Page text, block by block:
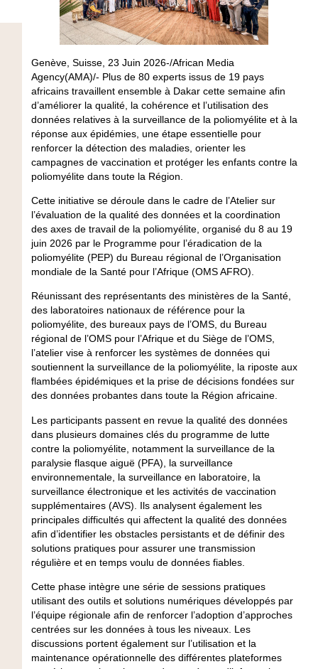
Genève, Suisse, 23 Juin 2026-/African Media
Agency(AMA)/- Plus de 80 experts issus de 19 pays
africains travaillent ensemble à Dakar cette semaine afin
d’améliorer la qualité, la cohérence et l’utilisation des
données relatives à la surveillance de la poliomyélite et à la
réponse aux épidémies, une étape essentielle pour
renforcer la détection des maladies, orienter les
campagnes de vaccination et protéger les enfants contre la
poliomyélite dans toute la Région.
Cette initiative se déroule dans le cadre de l’Atelier sur
l’évaluation de la qualité des données et la coordination
des axes de travail de la poliomyélite, organisé du 8 au 19
juin 2026 par le Programme pour l’éradication de la
poliomyélite (PEP) du Bureau régional de l’Organisation
mondiale de la Santé pour l’Afrique (OMS AFRO).
Réunissant des représentants des ministères de la Santé,
des laboratoires nationaux de référence pour la
poliomyélite, des bureaux pays de l’OMS, du Bureau
régional de l’OMS pour l’Afrique et du Siège de l’OMS,
l’atelier vise à renforcer les systèmes de données qui
soutiennent la surveillance de la poliomyélite, la riposte aux
flambées épidémiques et la prise de décisions fondées sur
des données probantes dans toute la Région africaine.
Les participants passent en revue la qualité des données
dans plusieurs domaines clés du programme de lutte
contre la poliomyélite, notamment la surveillance de la
paralysie flasque aiguë (PFA), la surveillance
environnementale, la surveillance en laboratoire, la
surveillance électronique et les activités de vaccination
supplémentaires (AVS). Ils analysent également les
principales difficultés qui affectent la qualité des données
afin d’identifier les obstacles persistants et de définir des
solutions pratiques pour assurer une transmission
régulière et en temps voulu de données fiables.
Cette phase intègre une série de sessions pratiques
utilisant des outils et solutions numériques développés par
l’équipe régionale afin de renforcer l’adoption d’approches
centrées sur les données à tous les niveaux. Les
discussions portent également sur l’utilisation et la
maintenance opérationnelle des différentes plateformes